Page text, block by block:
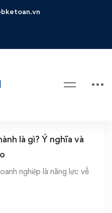
hiện hành
là gì? Ý nghĩa và
nghiệp là năng lực về